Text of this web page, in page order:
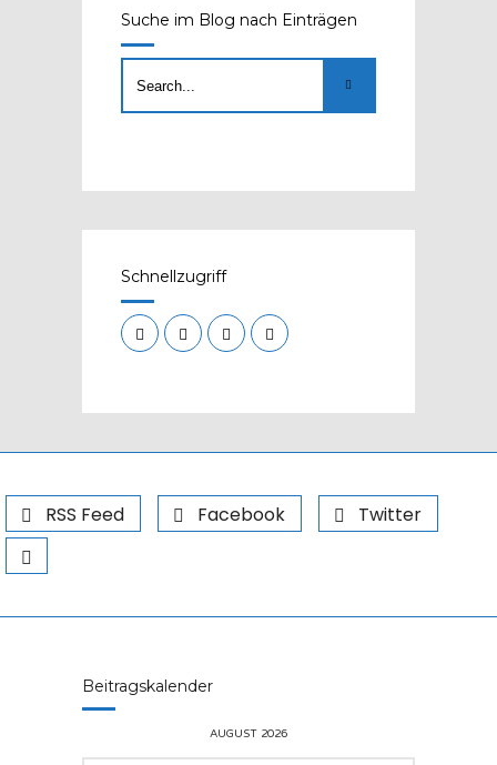
Suche im Blog nach Einträgen
Schnellzugriff
RSS Feed Facebook Twitter
Beitragskalender
AUGUST 2026